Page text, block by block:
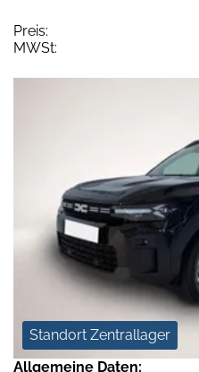
Preis:
MWSt:
Standort Zentrallager
Allgemeine Daten: